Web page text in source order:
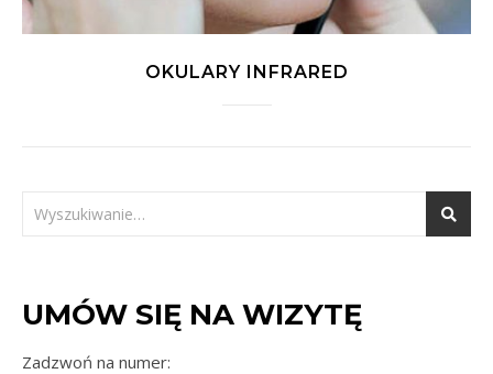
OKULARY INFRARED
UMÓW SIĘ NA WIZYTĘ
Zadzwoń na numer: